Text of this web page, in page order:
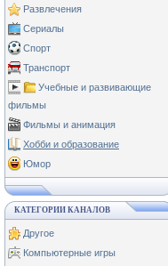
Развлечения
Сериалы
Спорт
Транспорт
Учебные и развивающие
фильмы
Фильмы и анимация
Хобби и образование
Юмор
КАТЕГОРИИ КАНАЛОВ
Другое
Компьютерные игры